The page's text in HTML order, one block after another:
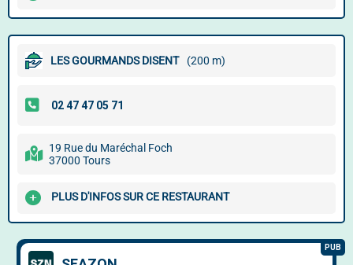
LES GOURMANDS DISENT (200 m)
19 Rue du Maréchal Foch
37000 Tours
PLUS D'INFOS SUR CE RESTAURANT